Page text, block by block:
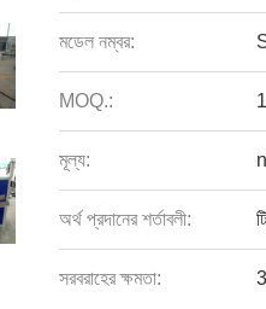
মডেল নম্বর:
MOQ.:
মূল্য:
অর্থ প্রদানের শর্তাবলী:
সরবরাহের ক্ষমতা: